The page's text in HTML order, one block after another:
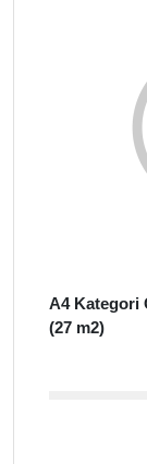
A4 Kategori
(27 m2)